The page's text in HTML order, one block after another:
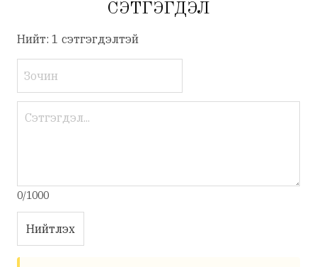
СЭТГЭГДЭЛ
Нийт: 1 сэтгэгдэлтэй
0/1000
Нийтлэх